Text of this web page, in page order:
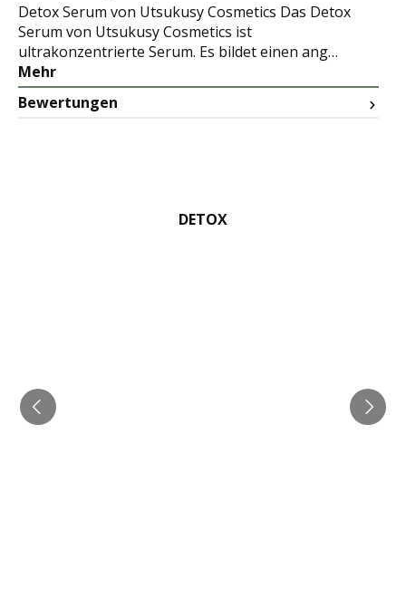
Detox Serum von Utsukusy Cosmetics Das Detox
Serum von Utsukusy Cosmetics ist
ultrakonzentrierte Serum. Es bildet einen ang…
Mehr
Bewertungen
DETOX